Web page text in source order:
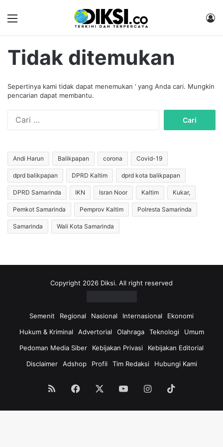
Tidak ditemukan
Sepertinya kami tidak dapat menemukan ’ yang Anda cari. Mungkin
pencarian dapat membantu.
u
n
t
u
k
:
Andi Harun Balikpapan corona Covid-19
dprd balikpapan DPRD Kaltim dprd kota balikpapan
DPRD Samarinda IKN Isran Noor Kaltim Kukar,
Pemkot Samarinda Pemprov Kaltim Polresta Samarinda
Samarinda Wali Kota Samarinda
Copyright 2026 Diksi. All right reserved
Semenit Regional Nasional Internasional
Ekonomi
Hukum & Kriminal
Advertorial Olahraga Teknologi
Umum
Pedoman Media Siber
Kebijakan Privasi
Kebijakan Editorial
Disclaimer
Adshop Profil Tim Redaksi Hubungi Kami
RSS Facebook YouTubeInstagram